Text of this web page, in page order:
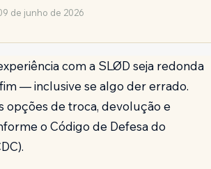
de junho de 2026
com a SLØD seja redonda
— inclusive se algo der errado.
opções de troca, devolução e
o Código de Defesa do